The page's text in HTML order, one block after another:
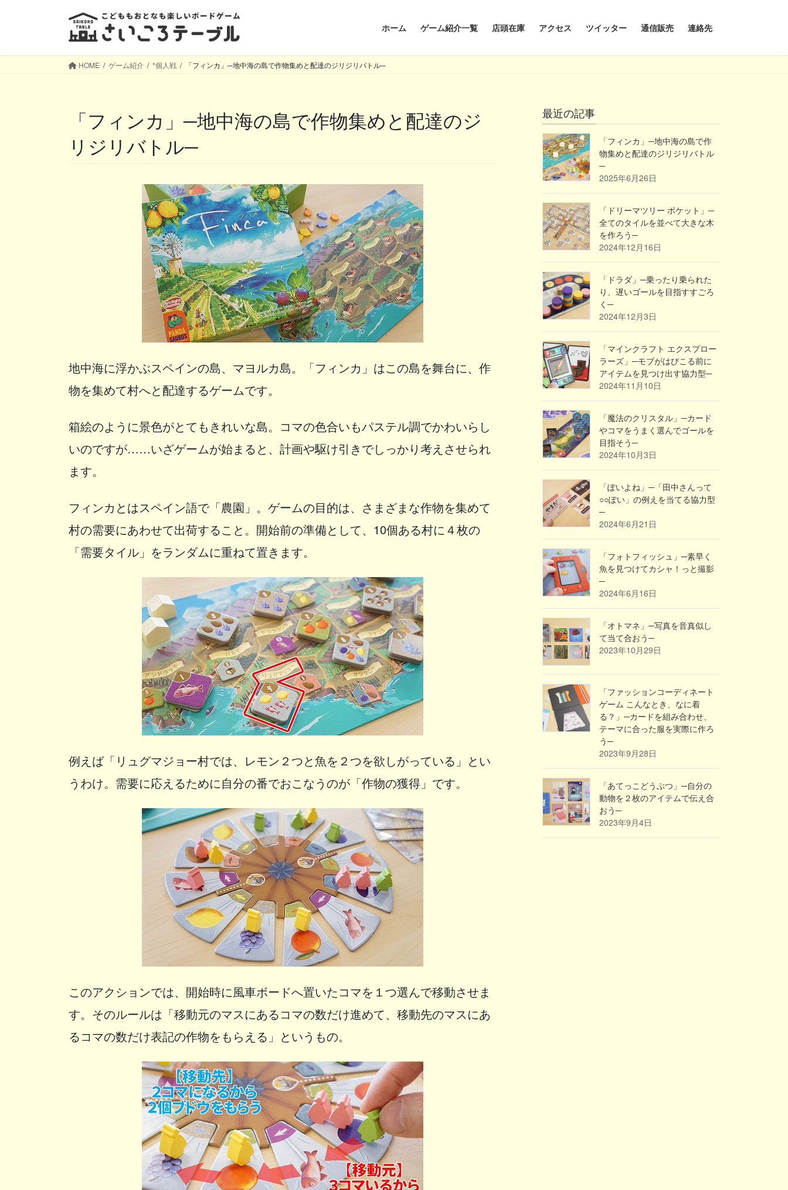
ホーム ゲーム紹介一覧 店頭在庫 アクセス ツイッター 通信販売 連絡先
HOME ゲーム紹介 *個人戦 「フィンカ」─地中海の島で作物集めと配達のジリジリバトル─
「フィンカ」─地中海の島で作物集めと配達のジ
リジリバトル─
地中海に浮かぶスペインの島、マヨルカ島。「フィンカ」はこの島を舞台に、作
物を集めて村へと配達するゲームです。
箱絵のように景色がとてもきれいな島。コマの色合いもパステル調でかわいらし
いのですが……いざゲームが始まると、計画や駆け引きでしっかり考えさせられ
ます。
フィンカとはスペイン語で「農園」。ゲームの目的は、さまざまな作物を集めて
村の需要にあわせて出荷すること。開始前の準備として、10個ある村に４枚の
「需要タイル」をランダムに重ねて置きます。
例えば「リュグマジョー村では、レモン２つと魚を２つを欲しがっている」とい
うわけ。需要に応えるために自分の番でおこなうのが「作物の獲得」です。
このアクションでは、開始時に風車ボードへ置いたコマを１つ選んで移動させま
す。そのルールは「移動元のマスにあるコマの数だけ進めて、移動先のマスにあ
るコマの数だけ表記の作物をもらえる」というもの。
最近の記事
「フィンカ」─地中海の島で作
物集めと配達のジリジリバトル
─
2025年6月26日
「ドリーマツリー ポケット」─
全てのタイルを並べて大きな木
を作ろう─
2024年12月16日
「ドラダ」─乗ったり乗られた
り、遅いゴールを目指すすごろ
く─
2024年12月3日
「マインクラフト エクスプロー
ラーズ」─モブがはびこる前に
アイテムを見つけ出す協力型─
2024年11月10日
「魔法のクリスタル」─カード
やコマをうまく選んでゴールを
目指そう─
2024年10月3日
「ぽいよね」─「田中さんって
○○ぽい」の例えを当てる協力型
─
2024年6月21日
「フォトフィッシュ」─素早く
魚を見つけてカシャ！っと撮影
─
2024年6月16日
「オトマネ」─写真を音真似し
て当て合おう─
2023年10月29日
「ファッションコーディネート
ゲーム こんなとき、なに着
る？」─カードを組み合わせ、
テーマに合った服を実際に作ろ
う─
2023年9月28日
「あてっこどうぶつ」─自分の
動物を２枚のアイテムで伝え合
おう─
2023年9月4日